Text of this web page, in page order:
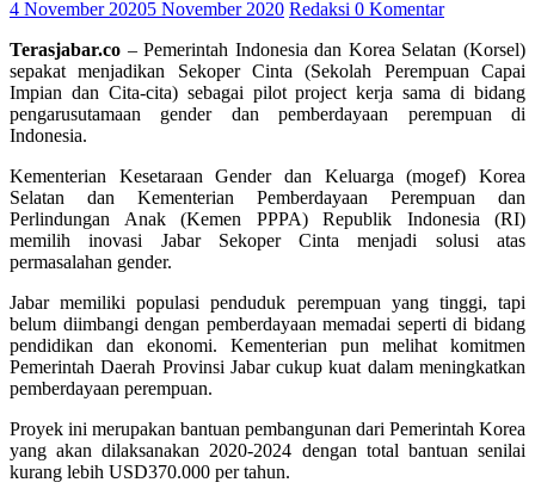
4 November 20205 November 2020 Redaksi 0 Komentar
Terasjabar.co – Pemerintah Indonesia dan Korea Selatan (Korsel)
sepakat menjadikan Sekoper Cinta (Sekolah Perempuan Capai
Impian dan Cita-cita) sebagai pilot project kerja sama di bidang
pengarusutamaan gender dan pemberdayaan perempuan di
Indonesia.
Kementerian Kesetaraan Gender dan Keluarga (mogef) Korea
Selatan dan Kementerian Pemberdayaan Perempuan dan
Perlindungan Anak (Kemen PPPA) Republik Indonesia (RI)
memilih inovasi Jabar Sekoper Cinta menjadi solusi atas
permasalahan gender.
Jabar memiliki populasi penduduk perempuan yang tinggi, tapi
belum diimbangi dengan pemberdayaan memadai seperti di bidang
pendidikan dan ekonomi. Kementerian pun melihat komitmen
Pemerintah Daerah Provinsi Jabar cukup kuat dalam meningkatkan
pemberdayaan perempuan.
Proyek ini merupakan bantuan pembangunan dari Pemerintah Korea
yang akan dilaksanakan 2020-2024 dengan total bantuan senilai
kurang lebih USD370.000 per tahun.